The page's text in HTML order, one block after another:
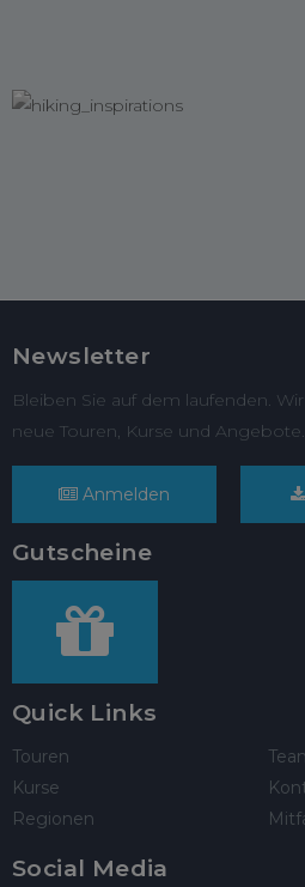
Newsletter
Bleiben Sie auf dem laufenden.
neue Touren, Kurse und Angebote.
Anmelden
Gutscheine
Quick Links
Touren
Kurse
Regionen
Social Media